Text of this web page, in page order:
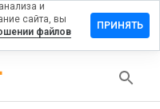
и
сайта, вы
файлов
ПРИНЯТЬ